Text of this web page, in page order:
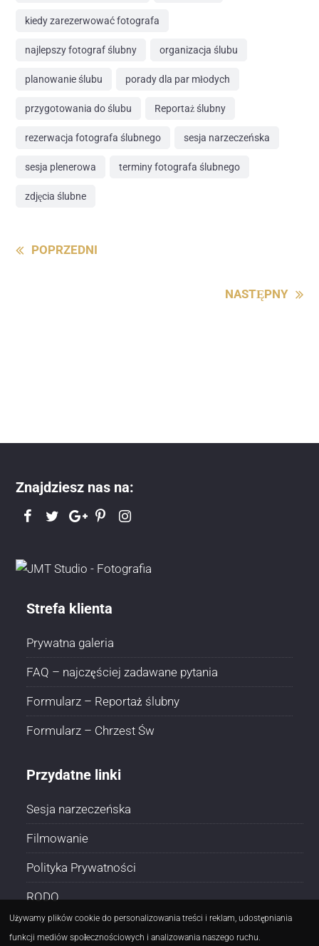
kiedy zarezerwować fotografa
najlepszy fotograf ślubny organizacja ślubu
planowanie ślubu porady dla par młodych
przygotowania do ślubu Reportaż ślubny
rezerwacja fotografa ślubnego sesja narzeczeńska
sesja plenerowa terminy fotografa ślubnego
zdjęcia ślubne
Continue
POPRZEDNI
NASTĘPNY
Znajdziesz nas na:
Strefa klienta
Prywatna galeria
FAQ – najczęściej zadawane pytania
Formularz – Reportaż ślubny
Formularz – Chrzest Św
Przydatne linki
Sesja narzeczeńska
Filmowanie
Polityka Prywatności
RODO
Używamy plików cookie do personalizowania treści i reklam, udostępniania
funkcji mediów społecznościowych i analizowania naszego ruchu.